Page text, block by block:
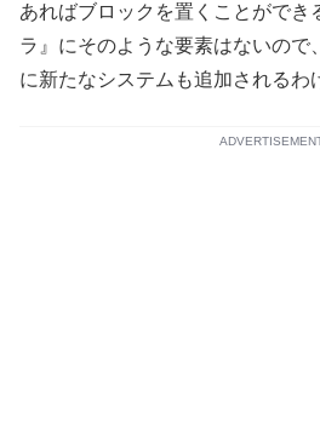
あればブロックを置くことができ
ラ』にそのような要素はないので
に新たなシステムも追加されるわ